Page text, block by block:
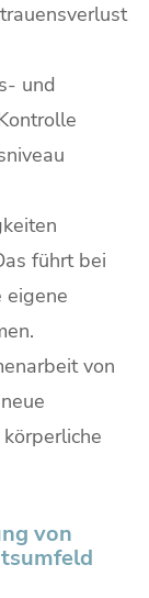
und
führt bei
eigene
von
von